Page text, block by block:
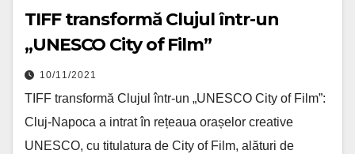
TIFF transformă Clujul într-un
„UNESCO City of Film”
10/11/2021
TIFF transformă Clujul într-un „UNESCO City of Film”:
Cluj-Napoca a intrat în rețeaua orașelor creative
UNESCO, cu titulatura de City of Film, alături de